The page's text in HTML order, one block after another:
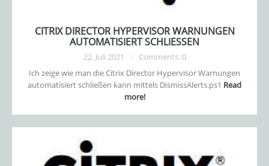
CITRIX DIRECTOR HYPERVISOR WARNUNGEN
AUTOMATISIERT SCHLIESSEN
22. Juli 2021
Comments: 0
Ich zeige wie man die Citrix Director Hypervisor Warnungen
automatisiert schließen kann mittels DismissAlerts.ps1 Read
more!